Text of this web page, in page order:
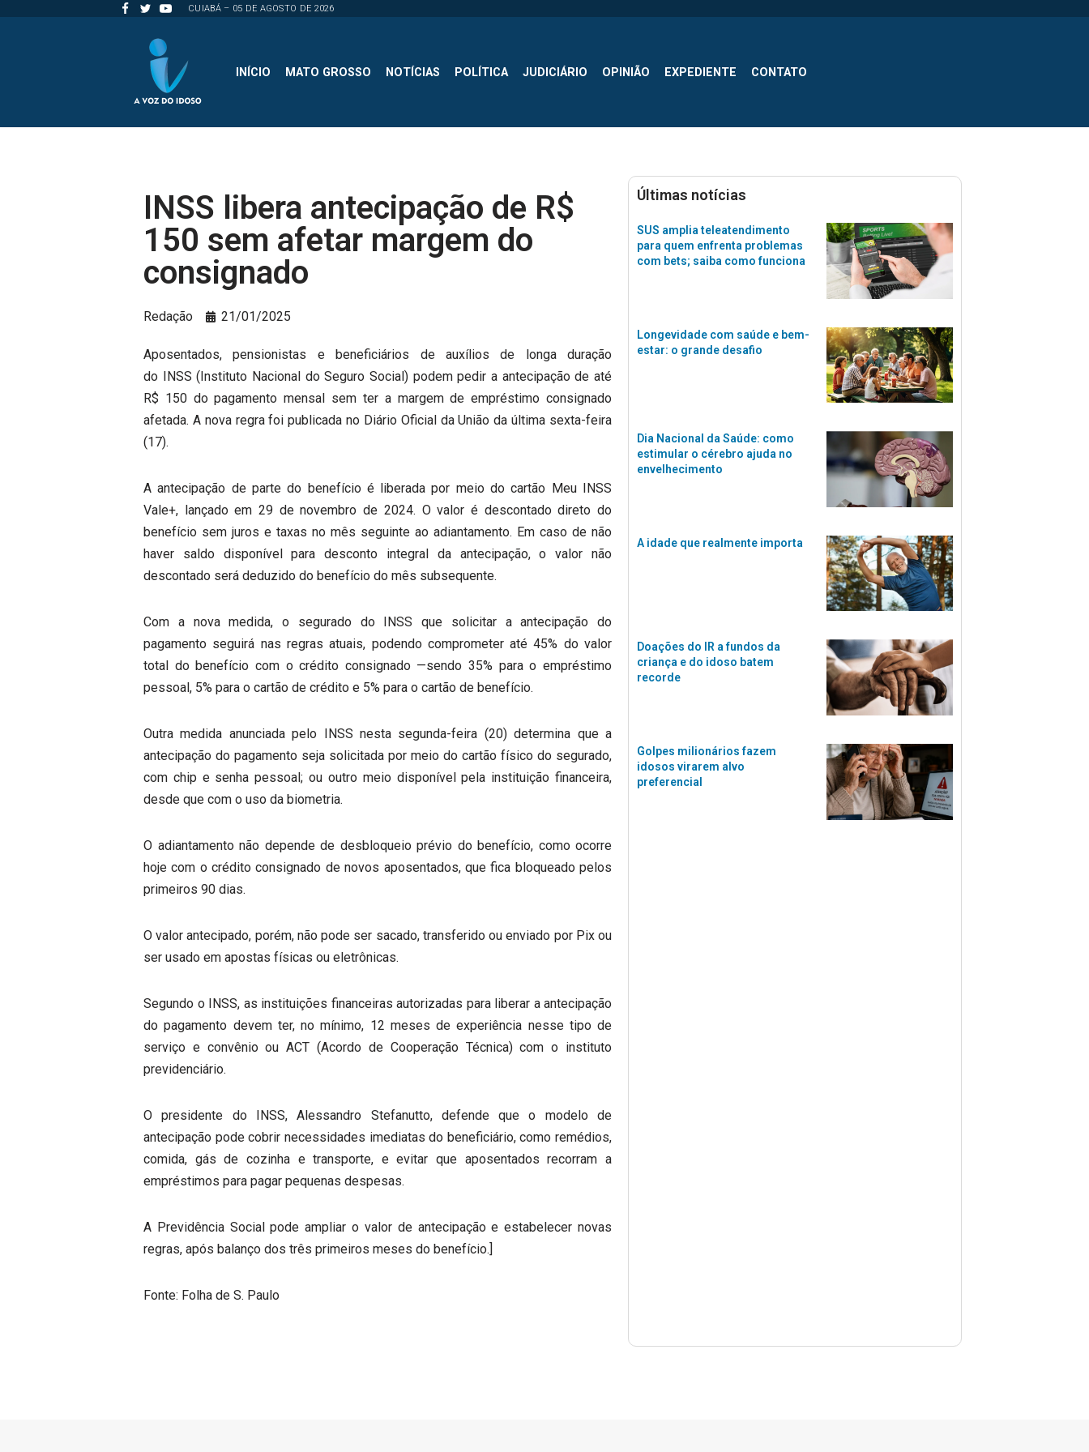
CUIABÁ – 05 DE AGOSTO DE 2026
INÍCIO MATO GROSSO NOTÍCIAS POLÍTICA JUDICIÁRIO OPINIÃO EXPEDIENTE CONTATO
INSS libera antecipação de R$
150 sem afetar margem do
consignado
Redação 21/01/2025
Aposentados, pensionistas e beneficiários de auxílios de longa duração
do INSS (Instituto Nacional do Seguro Social) podem pedir a antecipação de até
R$ 150 do pagamento mensal sem ter a margem de empréstimo consignado
afetada. A nova regra foi publicada no Diário Oficial da União da última sexta-feira
(17).
A antecipação de parte do benefício é liberada por meio do cartão Meu INSS
Vale+, lançado em 29 de novembro de 2024. O valor é descontado direto do
benefício sem juros e taxas no mês seguinte ao adiantamento. Em caso de não
haver saldo disponível para desconto integral da antecipação, o valor não
descontado será deduzido do benefício do mês subsequente.
Com a nova medida, o segurado do INSS que solicitar a antecipação do
pagamento seguirá nas regras atuais, podendo comprometer até 45% do valor
total do benefício com o crédito consignado —sendo 35% para o empréstimo
pessoal, 5% para o cartão de crédito e 5% para o cartão de benefício.
Outra medida anunciada pelo INSS nesta segunda-feira (20) determina que a
antecipação do pagamento seja solicitada por meio do cartão físico do segurado,
com chip e senha pessoal; ou outro meio disponível pela instituição financeira,
desde que com o uso da biometria.
O adiantamento não depende de desbloqueio prévio do benefício, como ocorre
hoje com o crédito consignado de novos aposentados, que fica bloqueado pelos
primeiros 90 dias.
O valor antecipado, porém, não pode ser sacado, transferido ou enviado por Pix ou
ser usado em apostas físicas ou eletrônicas.
Segundo o INSS, as instituições financeiras autorizadas para liberar a antecipação
do pagamento devem ter, no mínimo, 12 meses de experiência nesse tipo de
serviço e convênio ou ACT (Acordo de Cooperação Técnica) com o instituto
previdenciário.
O presidente do INSS, Alessandro Stefanutto, defende que o modelo de
antecipação pode cobrir necessidades imediatas do beneficiário, como remédios,
comida, gás de cozinha e transporte, e evitar que aposentados recorram a
empréstimos para pagar pequenas despesas.
A Previdência Social pode ampliar o valor de antecipação e estabelecer novas
regras, após balanço dos três primeiros meses do benefício.]
Fonte: Folha de S. Paulo
Últimas notícias
SUS amplia teleatendimento
para quem enfrenta problemas
com bets; saiba como funciona
Longevidade com saúde e bem-
estar: o grande desafio
Dia Nacional da Saúde: como
estimular o cérebro ajuda no
envelhecimento
A idade que realmente importa
Doações do IR a fundos da
criança e do idoso batem
recorde
Golpes milionários fazem
idosos virarem alvo
preferencial